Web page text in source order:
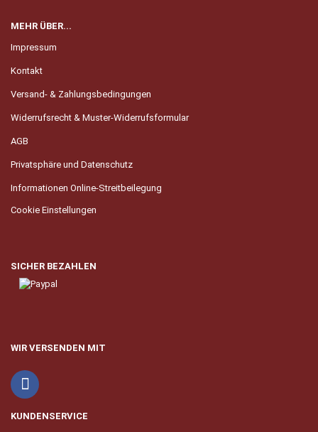
MEHR ÜBER...
Impressum
Kontakt
Versand- & Zahlungsbedingungen
Widerrufsrecht & Muster-Widerrufsformular
AGB
Privatsphäre und Datenschutz
Informationen Online-Streitbeilegung
Cookie Einstellungen
SICHER BEZAHLEN
WIR VERSENDEN MIT
KUNDENSERVICE